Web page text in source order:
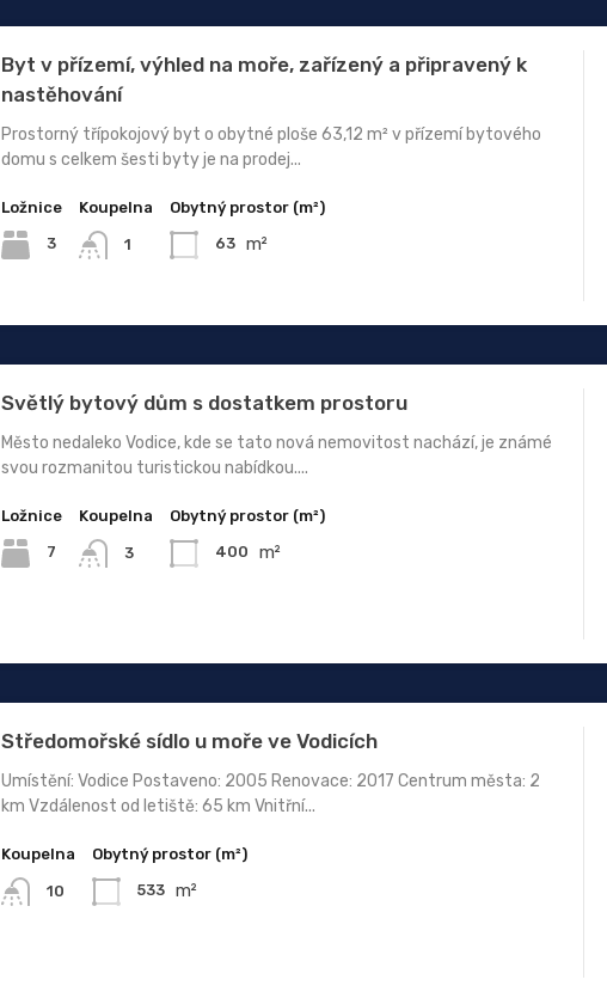
Byt v přízemí, výhled na moře, zařízený a připravený k
nastěhování
Prostorný třípokojový byt o obytné ploše 63,12 m² v přízemí bytového
domu s celkem šesti byty je na prodej...
Ložnice
3
Koupelna
1
Obytný prostor (m²)
63 m²
Světlý bytový dům s dostatkem prostoru
Město nedaleko Vodice, kde se tato nová nemovitost nachází, je známé
svou rozmanitou turistickou nabídkou....
Ložnice
7
Koupelna
3
Obytný prostor (m²)
400 m²
Středomořské sídlo u moře ve Vodicích
Umístění: Vodice Postaveno: 2005 Renovace: 2017 Centrum města: 2
km Vzdálenost od letiště: 65 km Vnitřní...
Koupelna
10
Obytný prostor (m²)
533 m²